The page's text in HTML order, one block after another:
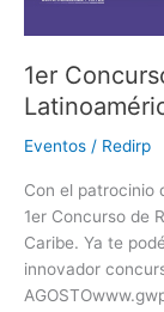
1er
Eventos / Redirp
Con el patrocinio
1er Concurso de
Caribe. Ya te
innovador